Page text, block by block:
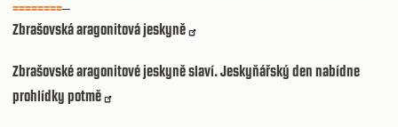
========
Zbrašovská aragonitová jeskyně
Zbrašovské aragonitové jeskyně slaví. Jeskyňářský den nabídne
prohlídky potmě